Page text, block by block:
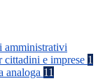
amministrativi
e imprese 1
analoga 11